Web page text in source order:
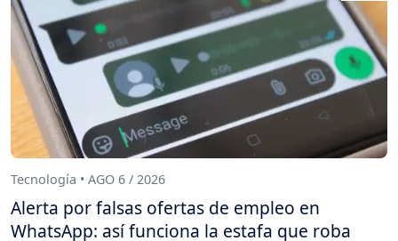
Tecnología • AGO 6 / 2026
Alerta por falsas ofertas de empleo en
WhatsApp: así funciona la estafa que roba